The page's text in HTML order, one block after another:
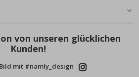
von unseren glücklichen
Kunden!
mit #namly_design